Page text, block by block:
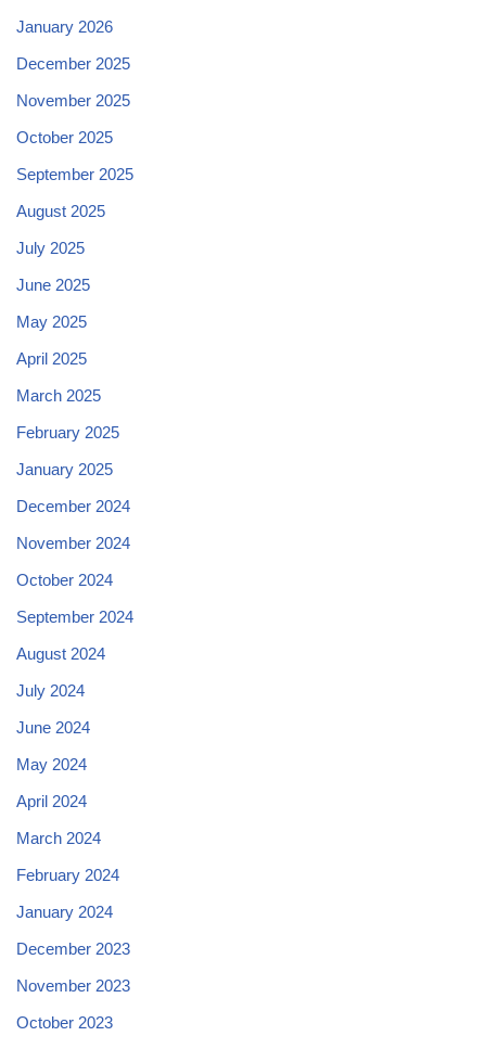
January 2026
December 2025
November 2025
October 2025
September 2025
August 2025
July 2025
June 2025
May 2025
April 2025
March 2025
February 2025
January 2025
December 2024
November 2024
October 2024
September 2024
August 2024
July 2024
June 2024
May 2024
April 2024
March 2024
February 2024
January 2024
December 2023
November 2023
October 2023